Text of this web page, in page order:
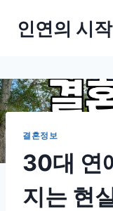
인연의 시작
결혼정보
30대 연
지는 현